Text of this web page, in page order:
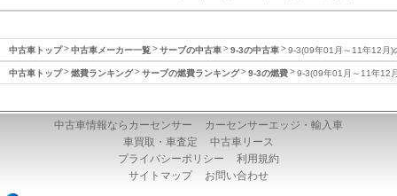
中古車トップ 中古車メーカー一覧 サーブの中古車 9-3の中古車 9-3(09年01月～11年12月)
中古車トップ 燃費ランキング サーブの燃費ランキング 9-3の燃費 9-3(09年01月～11年12
中古車情報ならカーセンサー
カーセンサーエッジ・輸入車
車買取・車査定
中古車リース
プライバシーポリシー
利用規約
サイトマップ
お問い合わせ